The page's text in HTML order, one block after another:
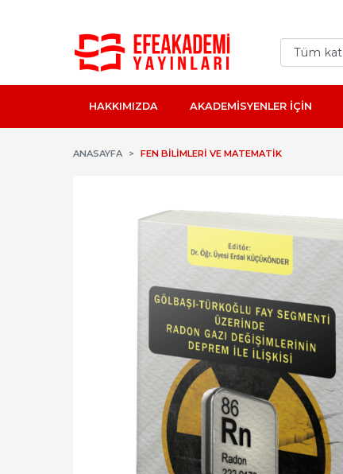
HAKKIMIZDA AKADEMİSYENLER İÇİN
ANASAYFA FEN BILIMLERI VE MATEMATIK